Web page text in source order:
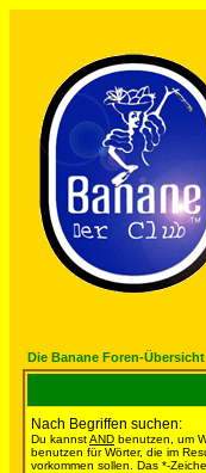
Die Banane Foren-Übersicht
Nach Begriffen suchen:
Du kannstAND benutzen, um
benutzen für Wörter, die im
vorkommen sollen. Das *-